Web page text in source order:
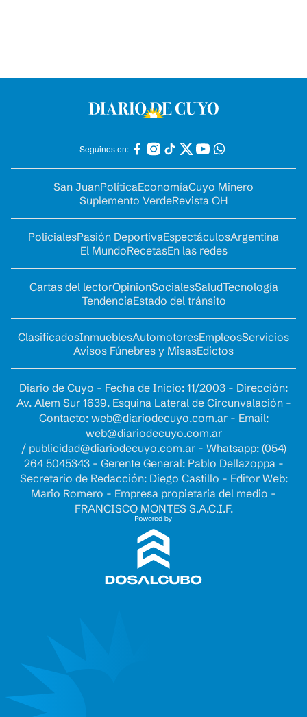
Seguinos en:
San JuanPolíticaEconomíaCuyo Minero
Suplemento VerdeRevista OH
PolicialesPasión DeportivaEspectáculosArgentina
El MundoRecetasEn las redes
Cartas del lectorOpinionSocialesSaludTecnología
TendenciaEstado del tránsito
ClasificadosInmueblesAutomotoresEmpleosServicios
Avisos Fúnebres y MisasEdictos
Diario de Cuyo - Fecha de Inicio: 11/2003 - Dirección:
Av. Alem Sur 1639. Esquina Lateral de Circunvalación -
Contacto: web@diariodecuyo.com.ar- Email:
web@diariodecuyo.com.ar
/ publicidad@diariodecuyo.com.ar- Whatsapp: (054)
264 5045343 - Gerente General: Pablo Dellazoppa -
Secretario de Redacción: Diego Castillo - Editor Web:
Mario Romero - Empresa propietaria del medio -
FRANCISCO MONTES S.A.C.I.F.